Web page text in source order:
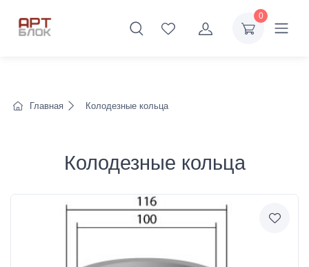
0
Главная Колодезные кольца
Колодезные кольца